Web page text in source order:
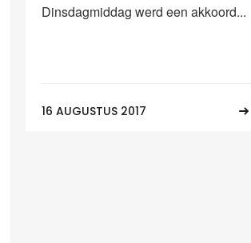
Dinsdagmiddag werd een akkoord...
16 AUGUSTUS 2017